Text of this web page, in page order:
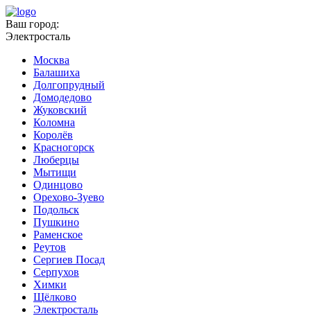
Ваш город:
Электросталь
Москва
Балашиха
Долгопрудный
Домодедово
Жуковский
Коломна
Королёв
Красногорск
Люберцы
Мытищи
Одинцово
Орехово-Зуево
Подольск
Пушкино
Раменское
Реутов
Сергиев Посад
Серпухов
Химки
Щёлково
Электросталь